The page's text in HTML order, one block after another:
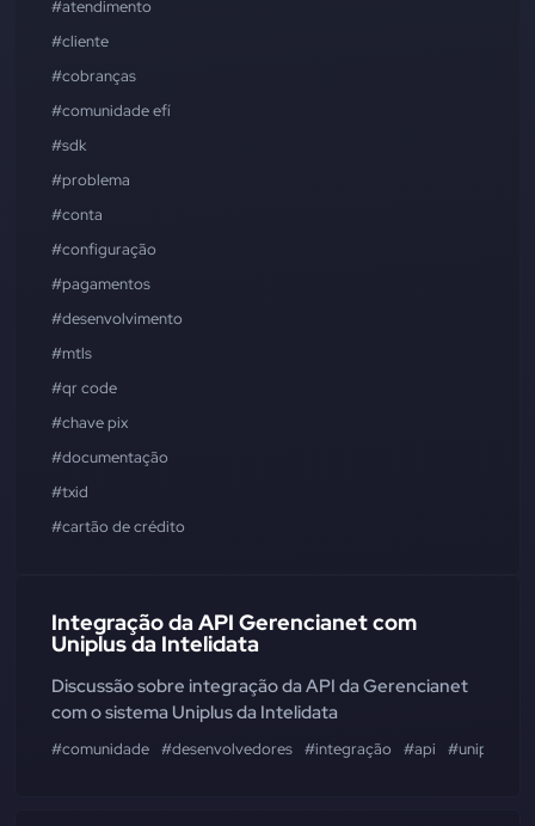
#atendimento
#cliente
#cobranças
#comunidade efí
#sdk
#problema
#conta
#configuração
#pagamentos
#desenvolvimento
#mtls
#qr code
#chave pix
#documentação
#txid
#cartão de crédito
Integração da API Gerencianet com
Uniplus da Intelidata
Discussão sobre integração da API da Gerencianet
com o sistema Uniplus da Intelidata
#comunidade #desenvolvedores #integração #api #uniplus